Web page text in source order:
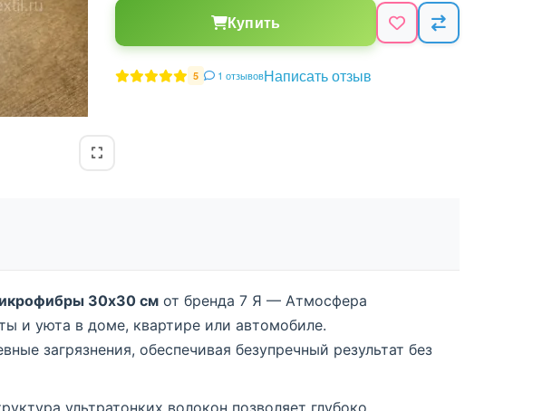
Купить
5 1 отзывовНаписать отзыв
30x30 см от бренда 7 Я — Атмосфера
и уюта в доме, квартире или автомобиле.
загрязнения, обеспечивая безупречный результат без
ультратонких волокон позволяет глубоко